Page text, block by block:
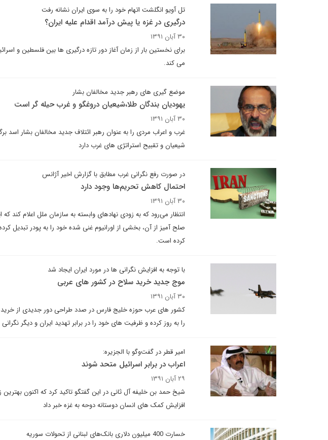
تل آویو انگلشت اتهام خود را به سوی ایران نشانه رفت
درگیری در غزه یا پیش درآمد اقدام علیه ایران؟
۳۰ آبان ۱۳۹۱
برای نخستین بار از زمان آغاز دور تازه درگیری ها بین فلسطین و
می کند.
موضع گیری های رهبر جدید مخالفان بشار
یهودیان بندگان طلا،شیعیان دروغگو و غرب حیله گر است
۳۰ آبان ۱۳۹۱
غرب و اعراب مردی را به عنوان رهبر ائتلاف جدید مخالفان بشار اسد
شیعیان و تقبیح استراتژی های غرب دارد
در صورت رفع نگرانی غرب مطابق با گزارش اخیر آژانس
احتمال کاهش تحریم‌ها وجود دارد
۳۰ آبان ۱۳۹۱
انتظار می‌رود که به زودی نهادهای وابسته به سازمان ملل اعلام کند
صلح آمیز از آن، بخشی از اورانیوم غنی شده خود را به پودر تبدیل
کرده است.
با توجه به افزایش نگرانی ها در مورد ایران ایجاد شد
موج جدید خرید سلاح در کشور های عربی
۳۰ آبان ۱۳۹۱
کشور های عرب حوزه خلیج فارس در صدد طراحی دور جدیدی از خرید
را به روز کرده و ظرفیت های خود را در برابر تهدید ایران و دیگر
امیر قطر در گفت‌وگو با الجزیره:
اعراب در برابر اسرائیل متحد شوند
۲۹ آبان ۱۳۹۱
شیخ حمد بن خلیفه آل ثانی در این گفتگو تاکید کرد که اکنون
افزایش کمک های انسان دوستانه دوحه به غزه خبر داد
خسارت 400 میلیون دلاری بانک‌های لبنانی از تحولات سوریه